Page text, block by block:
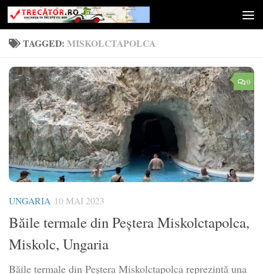
Skip to content
TAGGED: MISKOLCTAPOLCA
0
UNGARIA 10 MAI 2023
Băile termale din Peștera Miskolctapolca,
Miskolc, Ungaria
Băile termale din Peștera Miskolctapolca reprezintă una